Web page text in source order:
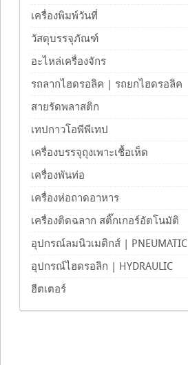
เครื่องพิมพ์วันที่
วัสดุบรรจุภัณฑ์
อะไหล่เครื่องจักร
รถลากไฮดรอลิค | รถยกไฮดรอลิค
สายรัดพลาสติก
เทปกาวโอพีพีเทป
เครื่องบรรจุถุงเพาะเชื้อเห็ด
เครื่องพันท่อ
เครื่องห่อถาดอาหาร
เครื่องติดฉลาก สติ๊กเกอร์อัตโนมัติ
อุปกรณ์ลมนิวเมติกส์ | PNEUMATIC
อุปกรณ์ไฮดรอลิก | HYDRAULIC
ฮีตเตอร์